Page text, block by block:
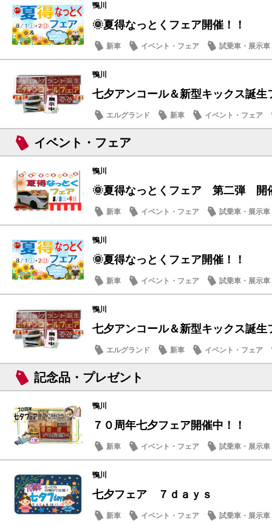
鴨川
🌞夏得なっとくフェア開催！！
新車 イベント・フェア 試乗車・展示車
鴨川
七夕アンコール＆新型キックス誕
エルグランド 新車
イベント・フェア
メンテナンス商品
イベント・フェア
鴨川
🌞夏得なっとくフェア 第二弾 開
新車 イベント・フェア
試乗車・展示車
営業日・店休日
鴨川
🌞夏得なっとくフェア開催！！
新車 イベント・フェア 試乗車・展示車
鴨川
七夕アンコール＆新型キックス誕
エルグランド 新車
イベント・フェア
メンテナンス商品
記念品・プレゼント
鴨川
７０周年七夕フェア開催中！！
新車 イベント・フェア
試乗車・展示車
メンテナンス商品
鴨川
七夕フェア ７ｄａｙｓ
新車 イベント・フェア
試乗車・展示車